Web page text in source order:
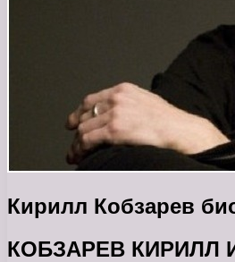
Кирилл Кобзарев
КОБЗАРЕВ КИРИЛЛ